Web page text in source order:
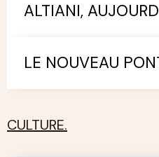
ALTIANI,
LE NOUVEAU
CULTURE.